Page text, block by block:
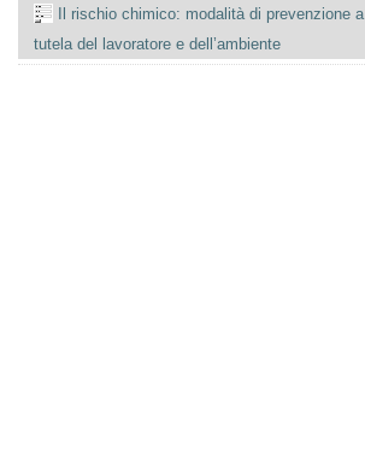
Il rischio chimico: modalità di prevenzione a
tutela del lavoratore e dell’ambiente